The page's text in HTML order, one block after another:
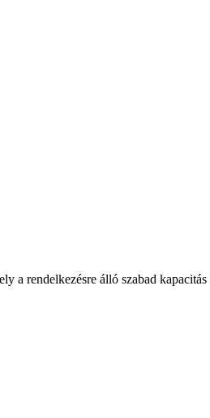
a rendelkezésre álló szabad